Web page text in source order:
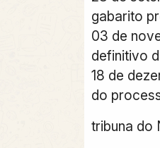
gabarito
03 de
definitivo
18 de
do
tribuna do